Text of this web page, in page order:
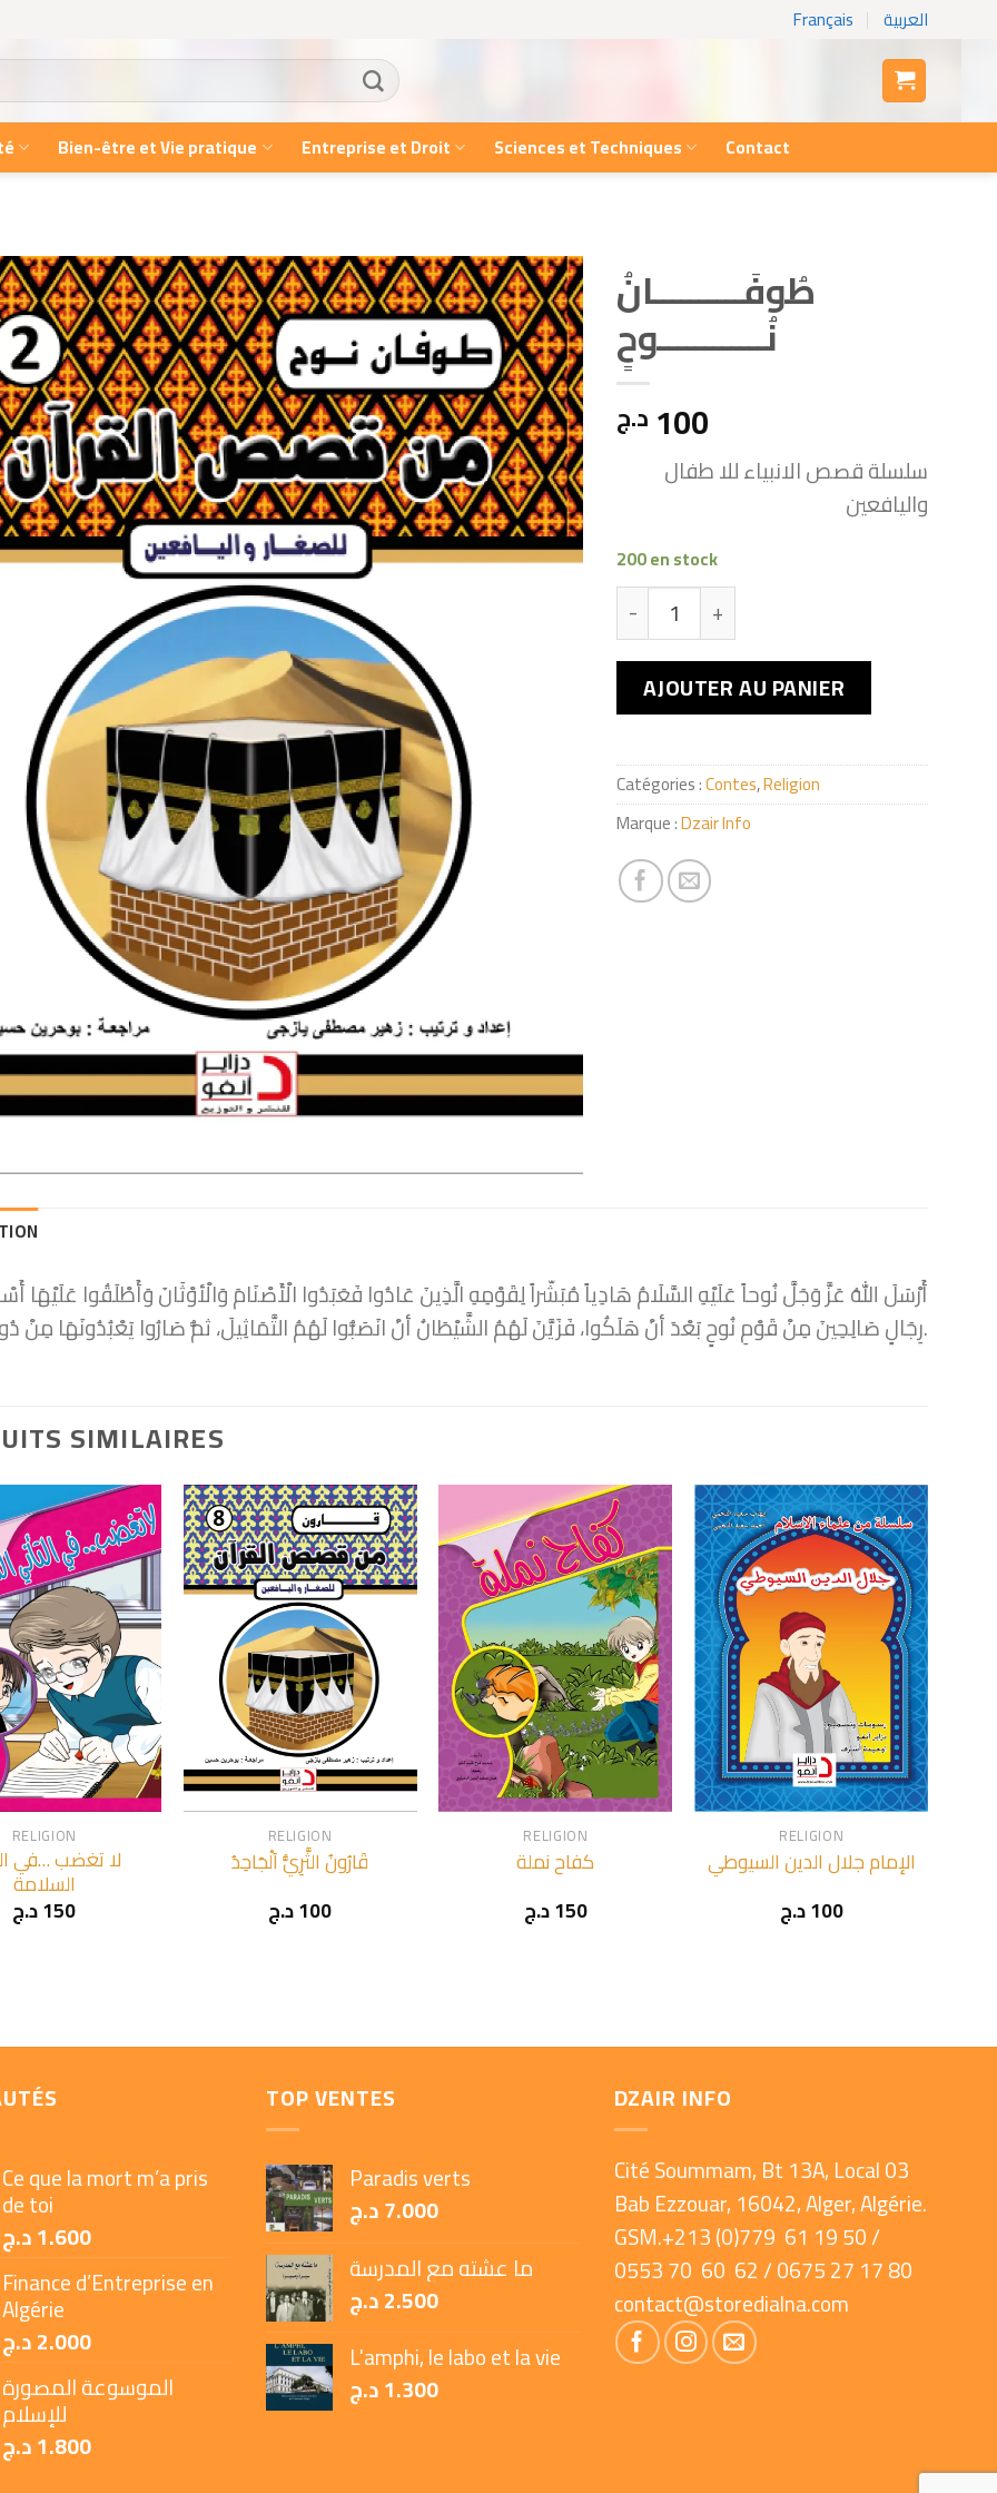
Français العربية
Bien-être et Vie pratique Entreprise et Droit Sciences et Techniques Contact
طُوفَــــــــــانُ
نُــــــــــــوحٍ
100 د.ج
سلسلة قصص الانبياء للا طفال
واليافعين
200 en stock
AJOUTER AU PANIER
Catégories :Contes,Religion
Marque :Dzair Info
أَرْسَلَ اللهُ عَزَّ وَجَلَّ نُوحاً عَلَيْهِ السَّلَامُ هَادِياً مُبَشّراً لِقَوْمِهِ الَّذِينَ عَادُوا فَعَبَدُوا الْأَصْنَامَ وَالْأوْثَانَ وَأَطْلَقُوا عَلَيْهَا
رِجَالٍ صَالِحِينَ مِنْ قَوْمِ نُوحٍ بَعْدَ أنْ هَلَكُوا، فَزَيَّنَ لَهُمُ الشَّيْطَانُ أنْ انَصَبُّوا لَهُمُ التَّمَاثِيلَ، ثمُّ صَارُوا يَعْبُدُونَهَا مِنْ دُونِ اللهِ.
SIMILAIRES
RELIGION
لا تغضب …في
السلامة
150د.ج
+
RELIGION
قَارُونُ الثَّرِيُّ اَلْجَاحِدُ
100د.ج
+
RELIGION
كفاح نملة
150د.ج
+
RELIGION
الإمام جلال الدين السيوطي
100د.ج
Ce que la mort m’a pris
de toi
1.600د.ج
Finance d’Entreprise en
Algérie
2.000د.ج
الموسوعة المصورة
للإسلام
1.800د.ج
TOP VENTES
Paradis verts
7.000د.ج
ما عشته مع المدرسة
2.500د.ج
L'amphi, le labo et la vie
1.300د.ج
DZAIR INFO
Cité Soummam, Bt 13A, Local 03
Bab Ezzouar, 16042, Alger, Algérie.
GSM.+213 (0)779 61 19 50 /
0553 70 60 62 / 0675 27 17 80
contact@storedialna.com